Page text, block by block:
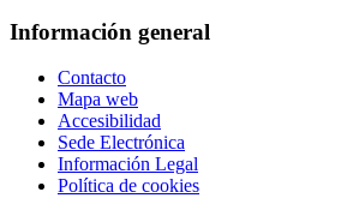
Información general
Contacto
Mapa web
Accesibilidad
Sede Electrónica
Información Legal
Política de cookies